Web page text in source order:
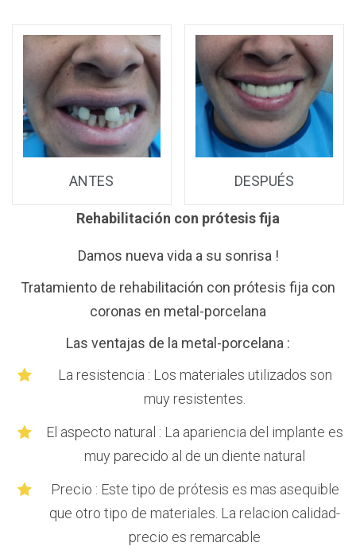
ANTES DESPUÉS
Rehabilitación con prótesis fija
Damos nueva vida a su sonrisa !
Tratamiento de rehabilitación con prótesis fija con
coronas en metal-porcelana
Las ventajas de la metal-porcelana :
La resistencia : Los materiales utilizados son
muy resistentes.
El aspecto natural : La apariencia del implante es
muy parecido al de un diente natural
Precio : Este tipo de prótesis es mas asequible
que otro tipo de materiales. La relacion calidad-
precio es remarcable